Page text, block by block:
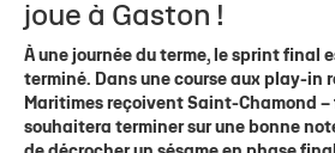
joue à Gaston !
À une journée du terme, le sprint final
terminé. Dans une course aux play-in
Maritimes reçoivent Saint-Chamond
souhaitera terminer sur une bonne